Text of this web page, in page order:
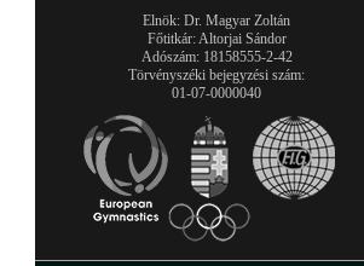
Elnök: Dr. Magyar Zoltán
Főtitkár: Altorjai Sándor
Adószám: 18158555-2-42
Törvényszéki bejegyzési szám:
01-07-0000040